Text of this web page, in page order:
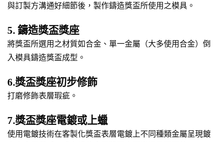
與訂製方溝通好細節後，製作鑄造獎盃所使用之模具。
5. 鑄造獎盃獎座
將獎盃所選用之材質如合金、單一金屬（大多使用合金）倒
入模具鑄造獎盃成型。
6.獎盃獎座初步修飾
打磨修飾表層瑕疵。
7.獎盃獎座電鍍或上蠟
使用電鍍技術在客製化獎盃表層電鍍上不同種類金屬呈現鍍